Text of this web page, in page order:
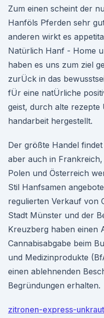
Zum einen scheint der
Hanföls Pferden sehr
anderen wirkt es
Natürlich Hanf - Home
haben es uns zum ziel
zurÜck in das
fÜr eine natÜrliche
geist, durch alte
handarbeit hergestellt.
Der größte Handel
aber auch in
Polen und Österreich
Stil Hanfsamen
regulierten Verkauf von
Stadt Münster und der
Kreuzberg haben einen
Cannabisabgabe beim
und Medizinprodukte
einen ablehnenden
Begründungen erhalten.
zitronen-express-unkraut